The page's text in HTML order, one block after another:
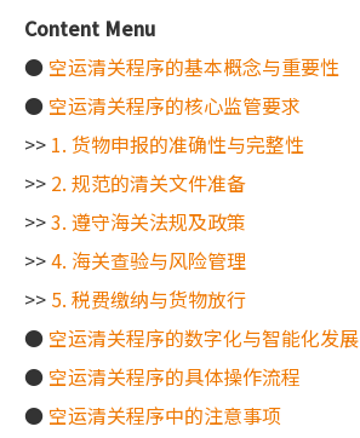
["wechat"]
Content Menu
● 空运清关程序的基本概念与重要性
● 空运清关程序的核心监管要求
>> 1. 货物申报的准确性与完整性
>> 2. 规范的清关文件准备
>>3. 遵守海关法规及政策
>>4. 海关查验与风险管理
>> 5. 税费缴纳与货物放行
● 空运清关程序的数字化与智能化发展
● 空运清关程序的具体操作流程
● 空运清关程序中的注意事项